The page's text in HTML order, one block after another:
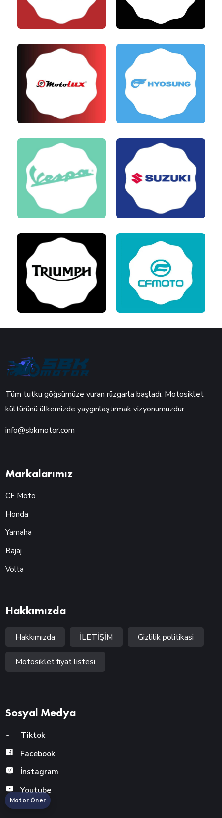
Tüm tutku göğsümüze vuran rüzgarla başladı. Motosiklet
kültürünü ülkemizde yaygınlaştırmak vizyonumuzdur.
info@sbkmotor.com
Markalarımız
CF Moto
Honda
Yamaha
Bajaj
Volta
Hakkımızda
Hakkımızda İLETİŞİM Gizlilik politikasi
Motosiklet fiyat listesi
Sosyal Medya
-
Tiktok
Facebook
İnstagram
Youtube
Motor Öner